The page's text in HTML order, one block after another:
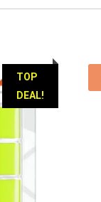
TOP
DEAL!